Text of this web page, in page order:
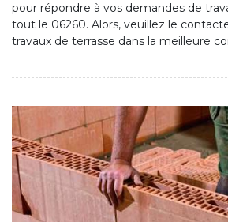
pour répondre à vos demandes de
tout le 06260. Alors, veuillez le
travaux de terrasse dans la meilleure